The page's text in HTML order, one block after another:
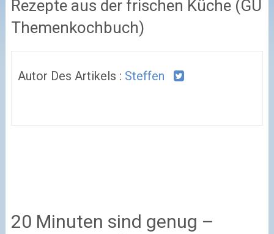
Rezepte aus der frischen Küche (GU
Themenkochbuch)
Autor Des Artikels : Steffen
20 Minuten sind genug –